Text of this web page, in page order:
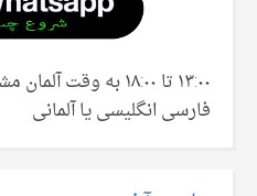
۱۳:۰۰ تا ۱۸:۰۰ به
فارسی انگلیسی یا آلمانی